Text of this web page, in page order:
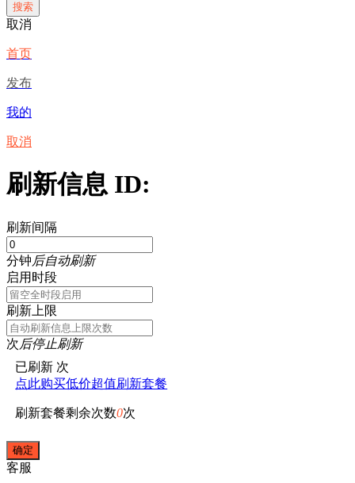
搜索
取消
首页
发布
我的
取消
刷新信息 ID:
刷新间隔
分钟后自动刷新
启用时段
刷新上限
次后停止刷新
已刷新 次
点此购买低价超值刷新套餐
刷新套餐剩余次数0次
客服